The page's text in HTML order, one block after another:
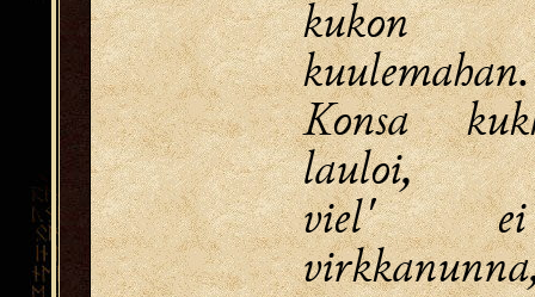
kukon
kuulemahan.
Konsa
lauloi,
viel'